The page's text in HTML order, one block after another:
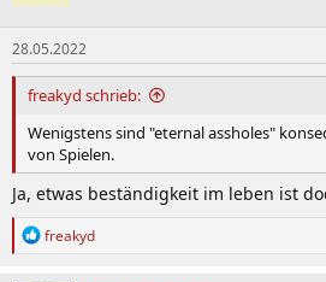
o
n
e
n
:
28.05.2022
freakyd schrieb:
Wenigstens sind "eternal assholes"
von Spielen.
Ja, etwas beständigkeit im leben ist
R
freakyd